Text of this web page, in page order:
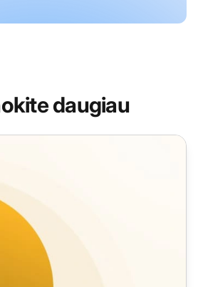
daugiau
el. pašto šablonai